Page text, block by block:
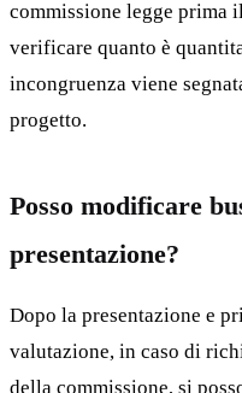
commissione legge prima
verificare quanto è
incongruenza viene
progetto.
Posso modificare
presentazione?
Dopo la presentazione e
valutazione, in caso di
della commissione, si